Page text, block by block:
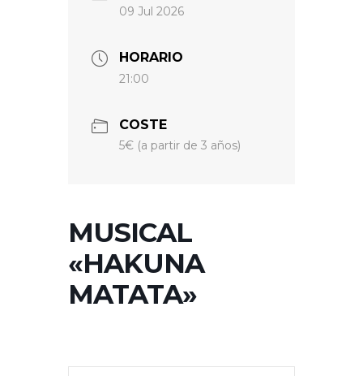
09 Jul 2026
HORARIO
21:00
COSTE
5€ (a partir de 3 años)
MUSICAL
«HAKUNA
MATATA»